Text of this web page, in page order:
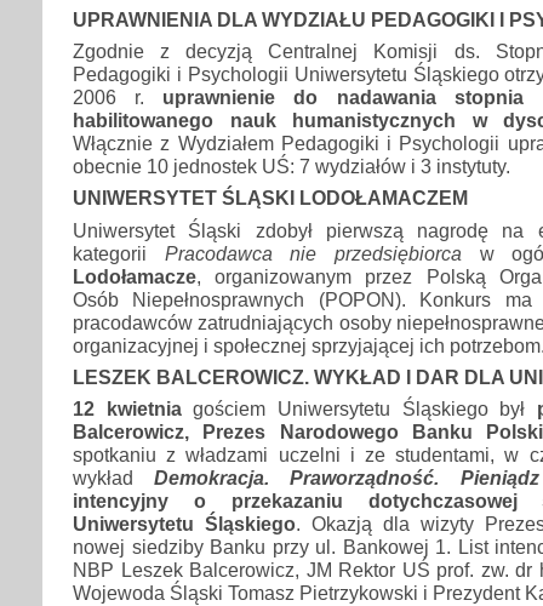
UPRAWNIENIA DLA WYDZIAŁU PEDAGOGIKI I
Zgodnie z decyzją Centralnej Komisji ds.
Pedagogiki i Psychologii Uniwersytetu Śląskiego
2006 r. uprawnienie do nadawania stopnia
habilitowanego nauk humanistycznych w
Włącznie z Wydziałem Pedagogiki i Psychologii
obecnie 10 jednostek UŚ: 7 wydziałów i 3 instytuty.
UNIWERSYTET ŚLĄSKI LODOŁAMACZEM
Uniwersytet Śląski zdobył pierwszą nagrodę na
kategorii Pracodawca nie przedsiębiorca w
Lodołamacze, organizowanym przez Polską
Osób Niepełnosprawnych (POPON). Konkurs
pracodawców zatrudniających osoby
organizacyjnej i społecznej sprzyjającej ich
LESZEK BALCEROWICZ. WYKŁAD I DAR DLA
12 kwietniagościem Uniwersytetu Śląskiego był
Balcerowicz, Prezes Narodowego Banku
spotkaniu z władzami uczelni i ze studentami, w
wykładDemokracja. Praworządność. Pieniądz
intencyjny o przekazaniu
Uniwersytetu Śląskiego. Okazją dla wizyty
nowej siedziby Banku przy ul. Bankowej 1. List
NBP Leszek Balcerowicz, JM Rektor UŚ prof. zw. dr
Wojewoda Śląski Tomasz Pietrzykowski i Prezydent